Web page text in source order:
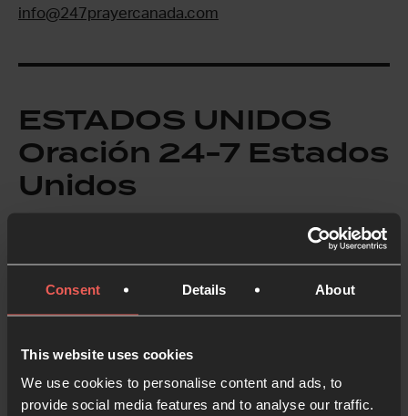
Consent Details About
This website uses cookies
We use cookies to personalise content and ads, to
provide social media features and to analyse our traffic.
info@247prayercanada.com
ESTADOS UNIDOS
Oración 24-7 Estados
Unidos
El movimiento de Oración 24-7 en Estados Unidos
y los grupos exploraron nuevas formas de orar y
ininterrumpidamente de forma colectiva en las
salas de Oración 24-7 desde 2003. Oración 24-7
Estados Unidos comenzó oficialmente en 2004, y